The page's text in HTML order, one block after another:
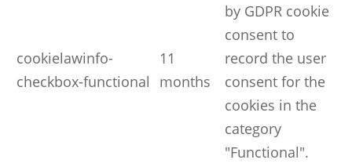
cookielawinfo-
checkbox-functional
11
months
by GDPR cookie
consent to
record the user
consent for the
cookies in the
category
"Functional".